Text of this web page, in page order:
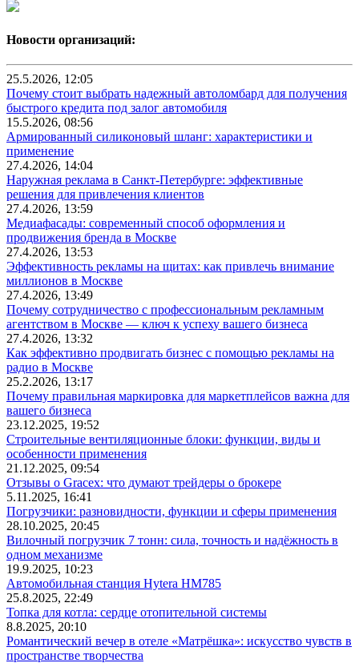
Новости организаций:
25.5.2026, 12:05
Почему стоит выбрать надежный автоломбард для получения
быстрого кредита под залог автомобиля
15.5.2026, 08:56
Армированный силиконовый шланг: характеристики и
применение
27.4.2026, 14:04
Наружная реклама в Санкт-Петербурге: эффективные
решения для привлечения клиентов
27.4.2026, 13:59
Медиафасады: современный способ оформления и
продвижения бренда в Москве
27.4.2026, 13:53
Эффективность рекламы на щитах: как привлечь внимание
миллионов в Москве
27.4.2026, 13:49
Почему сотрудничество с профессиональным рекламным
агентством в Москве — ключ к успеху вашего бизнеса
27.4.2026, 13:32
Как эффективно продвигать бизнес с помощью рекламы на
радио в Москве
25.2.2026, 13:17
Почему правильная маркировка для маркетплейсов важна для
вашего бизнеса
23.12.2025, 19:52
Строительные вентиляционные блоки: функции, виды и
особенности применения
21.12.2025, 09:54
Отзывы о Gracex: что думают трейдеры о брокере
5.11.2025, 16:41
Погрузчики: разновидности, функции и сферы применения
28.10.2025, 20:45
Вилочный погрузчик 7 тонн: сила, точность и надёжность в
одном механизме
19.9.2025, 10:23
Автомобильная станция Hytera HM785
25.8.2025, 22:49
Топка для котла: сердце отопительной системы
8.8.2025, 20:10
Романтический вечер в отеле «Матрёшка»: искусство чувств в
пространстве творчества